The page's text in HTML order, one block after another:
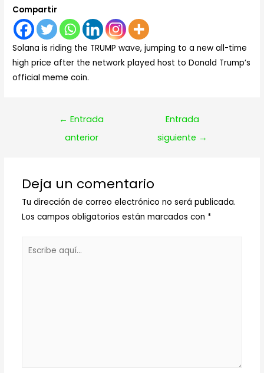
Compartir
Solana is riding the TRUMP wave, jumping to a new all-time
high price after the network played host to Donald Trump’s
official meme coin.
Navegación
← Entrada
anterior
Entrada
siguiente →
Deja un comentario
Tu dirección de correo electrónico no será publicada.
Los campos obligatorios están marcados con *